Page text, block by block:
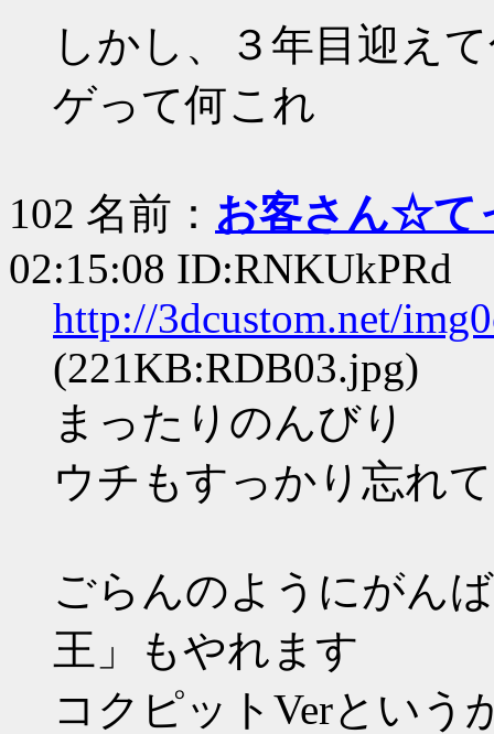
しかし、３年目迎え
ゲって何これ
102 名前： お客さん☆て
02:15:08 ID:RNKUkPRd
http://3dcustom.net/
(221KB:RDB03.jpg)
まったりのんびり
ウチもすっかり忘れ
ごらんのようにがん
王」もやれます
コクピットVerという